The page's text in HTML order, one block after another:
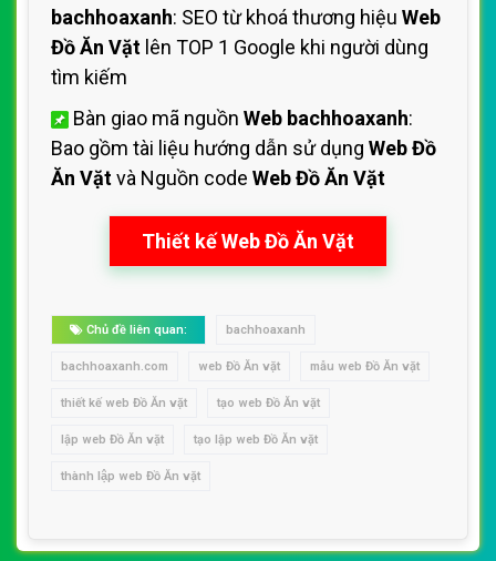
bachhoaxanh: SEO từ khoá thương hiệu Web
Đồ Ăn Vặt lên TOP 1 Google khi người dùng
tìm kiếm
Bàn giao mã nguồn Web bachhoaxanh:
Bao gồm tài liệu hướng dẫn sử dụng Web Đồ
Ăn Vặtvà Nguồn code Web Đồ Ăn Vặt
Thiết kế Web Đồ Ăn Vặt
Chủ đề liên quan: bachhoaxanh
bachhoaxanh.com web Đồ Ăn vặt mẫu web Đồ Ăn vặt
thiết kế web Đồ Ăn vặt tạo web Đồ Ăn vặt
lập web Đồ Ăn vặt tạo lập web Đồ Ăn vặt
thành lập web Đồ Ăn vặt